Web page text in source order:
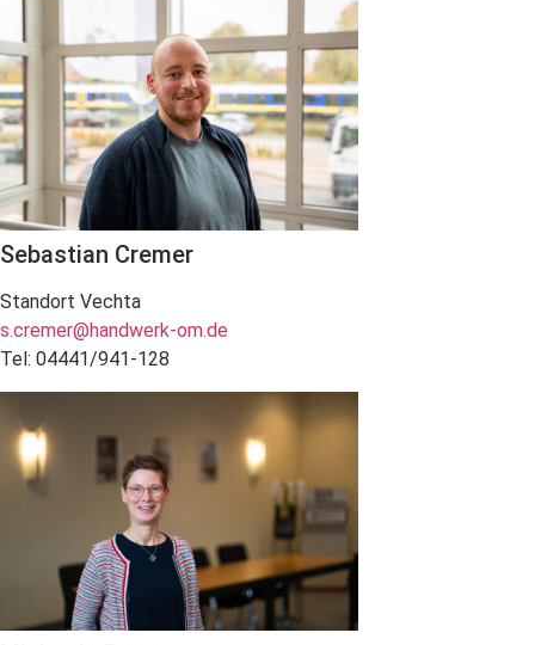
Sebastian Cremer
Standort Vechta
s.cremer@handwerk-om.de
Tel: 04441/941-128